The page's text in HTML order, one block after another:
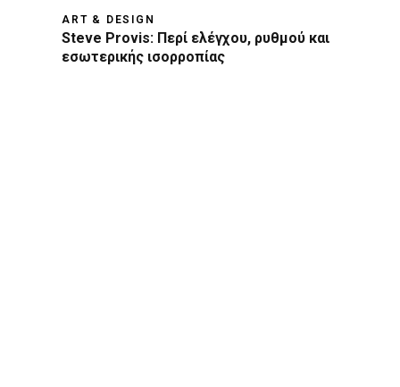
ART & DESIGN
Steve Provis: Περί ελέγχου, ρυθμού και
εσωτερικής ισορροπίας